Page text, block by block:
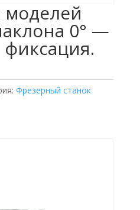
моделей
0° —
фиксация.
Фрезерный станок